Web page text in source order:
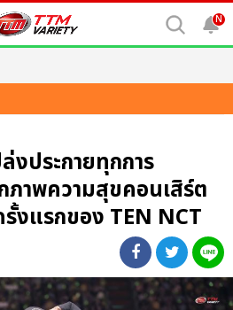
N
งประกายทุกการ
ภาพความสุขคอนเสิร์ต
งแรกของ TEN NCT